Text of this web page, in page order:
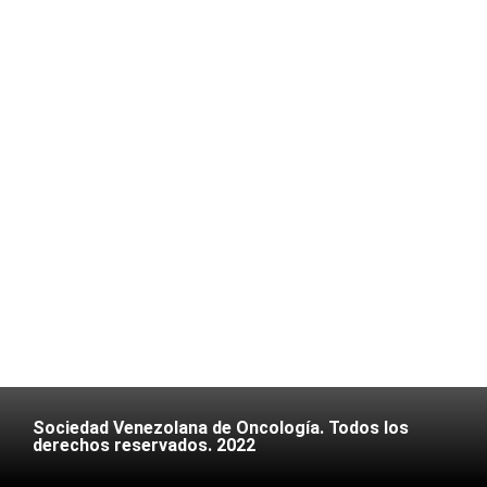
Sociedad Venezolana de Oncología. Todos los
derechos reservados. 2022